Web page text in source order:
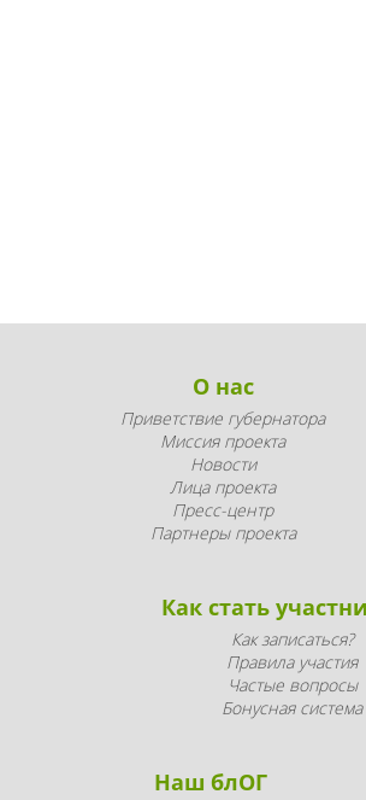
О нас
Приветствие губернатора
Миссия проекта
Новости
Лица проекта
Пресс-центр
Партнеры проекта
Как стать
Как записаться?
Правила участия
Частые вопросы
Бонусная система
Наш блОГ